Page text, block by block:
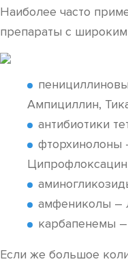
Наиболее часто
препараты с
Ампициллин,
антибиотики
фторхинолоны
амфениколы –
карбапенемы
Если же большое